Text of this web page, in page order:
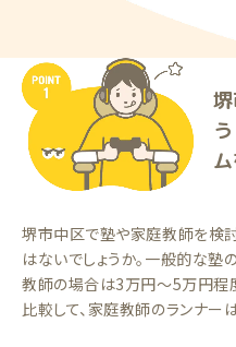
堺市中区で塾や家庭教師を検
はないでしょうか。一般的な
教師の場合は3万円〜5万円程
比較して、家庭教師のランナー